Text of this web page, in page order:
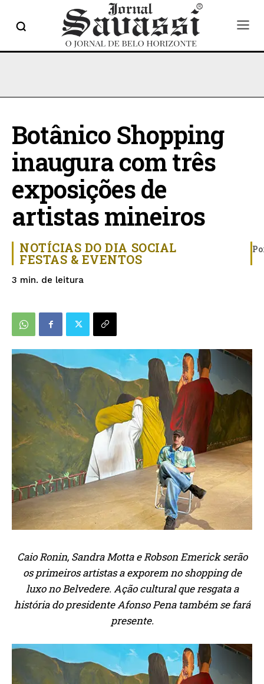
Botânico Shopping
inaugura com três
exposições de
artistas mineiros
NOTÍCIAS DO DIA SOCIAL
FESTAS & EVENTOS
3 min. de leitura
Caio Ronin, Sandra Motta e Robson Emerick serão
os primeiros artistas a exporem no shopping de
luxo no Belvedere. Ação cultural que resgata a
história do presidente Afonso Pena também se fará
presente.